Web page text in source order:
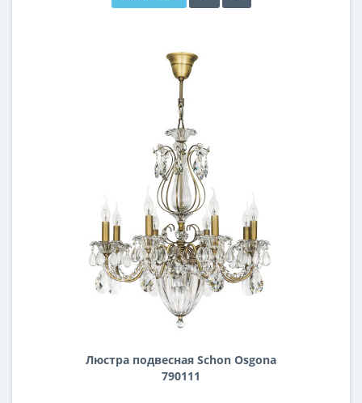
Люстра подвесная Schon Osgona
790111